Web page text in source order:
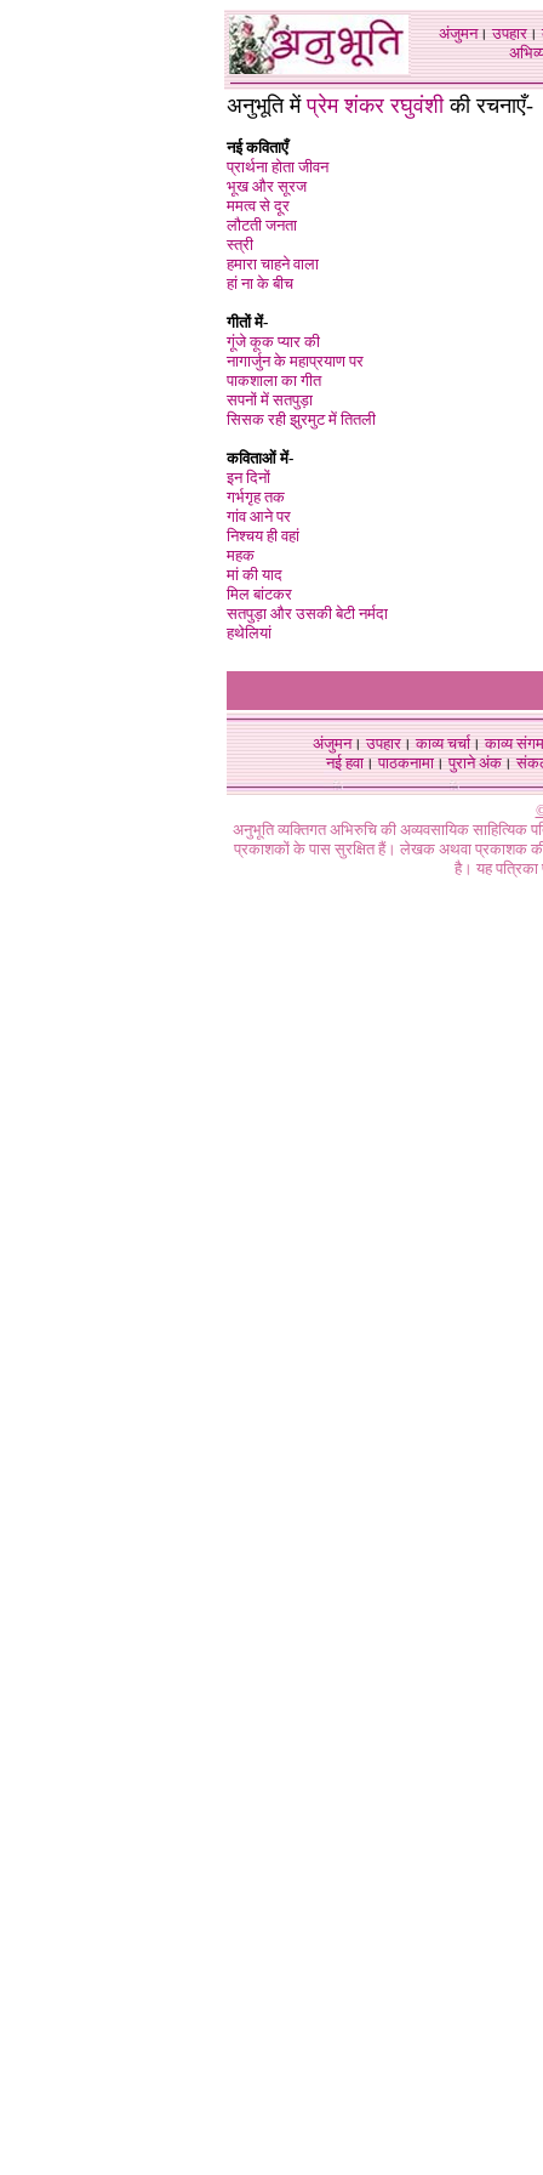
अंजुमन।उपहार।
अनुभूति मेंप्रेम शंकर रघुवंशीकी रचनाएँ-
नई कविताएँ
प्रार्थना होता जीवन
भूख और सूरज
ममत्व से दूर
लौटती जनता
स्त्री
हमारा चाहने वाला
हां ना के बीच
गीतों में-
गूंजे कूक प्यार की
नागार्जुन के महाप्रयाण पर
पाकशाला का गीत
सपनों में सतपुड़ा
सिसक रही झुरमुट में तितली
कविताओं में-
इन दिनों
गर्भगृह तक
गांव आने पर
निश्चय ही वहां
महक
मां की याद
मिल बांटकर
सतपुड़ा और उसकी बेटी नर्मदा
हथेलियां
अंजुमन।उपहार।काव्य चर्चा।काव्य संगम
नई हवा। पाठकनामा। पुराने अंक।
अनुभूति व्यक्तिगत अभिरुचि की अव्यवसायिक
प्रकाशकों के पास सुरक्षित हैं। लेखक अथवा प्रकाशक की
है। यह पत्रिका